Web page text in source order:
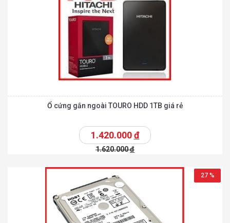
Ổ cứng gắn ngoài TOURO HDD 1TB giá rẻ
1.420.000đ
1.620.000đ
27 %